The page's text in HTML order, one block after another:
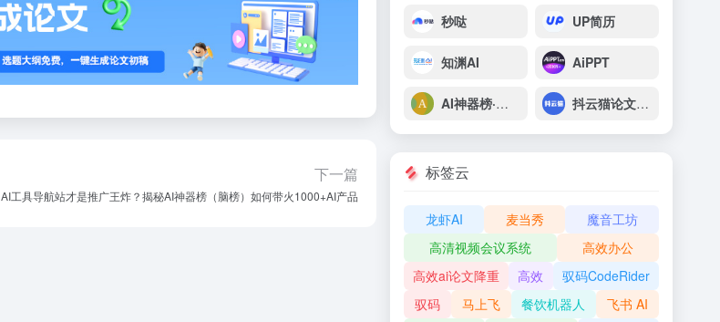
下一篇
AI工具导航站才是推广王炸？揭秘AI神器榜（脑榜）如何带火1000+AI产品
秒哒 UP简历
知渊AI AiPPT
AI神器榜·脑榜 抖云猫论文AI助手
标签云
龙虾AI 麦当秀
魔音工坊
高清视频会议系统
高效办公
高效ai论文降重
高效
驭码CodeRider
驭码
马上飞 餐饮机器人
飞书 AI